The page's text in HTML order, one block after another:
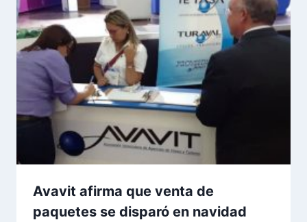
Avavit afirma que venta de
paquetes se disparó en navidad